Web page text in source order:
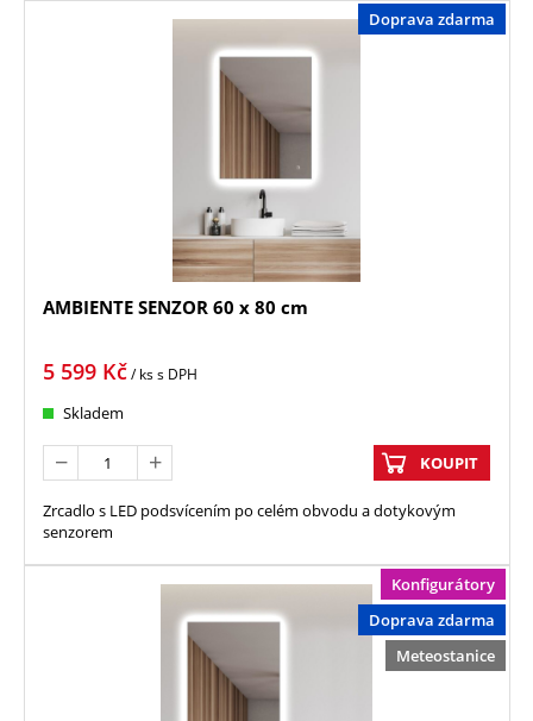
Doprava zdarma
AMBIENTE SENZOR 60 x 80 cm
5 599 Kč/ kss DPH
Skladem
KOUPIT
Zrcadlo s LED podsvícením po celém obvodu a dotykovým
senzorem
Konfigurátory
Doprava zdarma
Meteostanice